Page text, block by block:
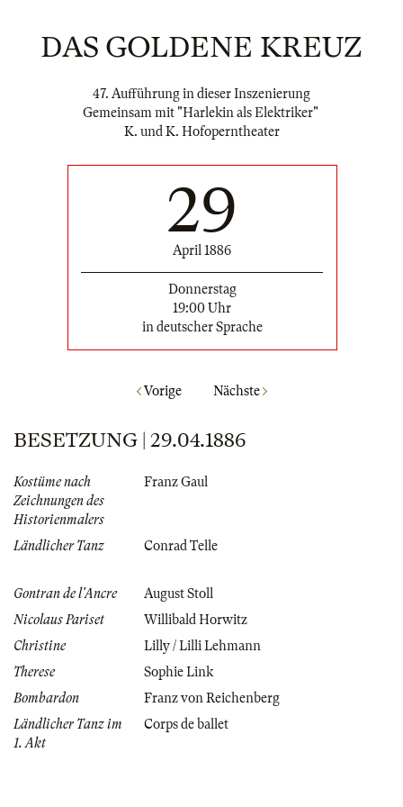
DAS GOLDENE KREUZ
47. Aufführung in dieser Inszenierung
Gemeinsam mit "Harlekin als Elektriker"
K. und K. Hofoperntheater
29
April 1886
Donnerstag
19:00 Uhr
in deutscher Sprache
Vorige Nächste
BESETZUNG | 29.04.1886
Kostüme nach
Zeichnungen des
Historienmalers
Franz Gaul
Ländlicher Tanz Conrad Telle
Gontran de l'Ancre
August Stoll
Nicolaus Pariset
Willibald Horwitz
Christine
Lilly / Lilli Lehmann
Therese
Sophie Link
Bombardon
Franz von Reichenberg
Ländlicher Tanz im
1. Akt
Corps de ballet